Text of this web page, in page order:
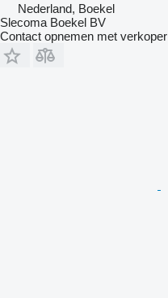
Nederland, Boekel
Slecoma Boekel BV
Contact opnemen met verkoper